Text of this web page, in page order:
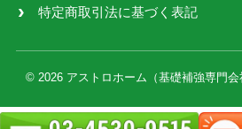
特定商取引法に基づく表記
© 2026 アストロホーム（基礎補強専門